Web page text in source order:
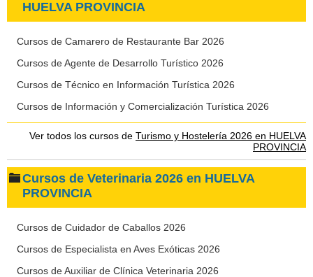
HUELVA PROVINCIA
Cursos de Camarero de Restaurante Bar 2026
Cursos de Agente de Desarrollo Turístico 2026
Cursos de Técnico en Información Turística 2026
Cursos de Información y Comercialización Turística 2026
Ver todos los cursos de Turismo y Hostelería 2026 en HUELVA
PROVINCIA
Cursos de Veterinaria 2026 en HUELVA
PROVINCIA
Cursos de Cuidador de Caballos 2026
Cursos de Especialista en Aves Exóticas 2026
Cursos de Auxiliar de Clínica Veterinaria 2026